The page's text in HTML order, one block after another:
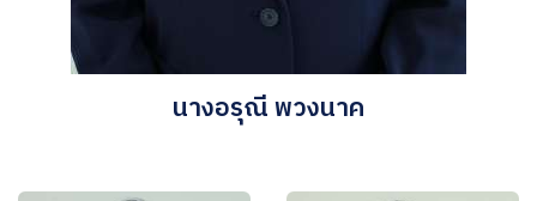
นางอรุณี พวงนาค